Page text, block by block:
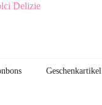
Geschenkartikel